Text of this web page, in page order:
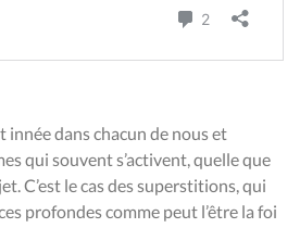
innée dans chacun de nous et
qui souvent s’activent, quelle que
C’est le cas des superstitions, qui
profondes comme peut l’être la foi